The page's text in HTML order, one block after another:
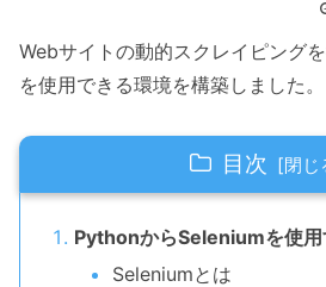
Webサイトの動的スクレイピング
を使用できる環境を構築しました。
目次
PythonからSeleniumを使用
Seleniumとは